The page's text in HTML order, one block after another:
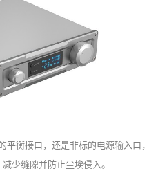
平衡接口，还是非标的电源输入口，
少缝隙并防止尘埃侵入。